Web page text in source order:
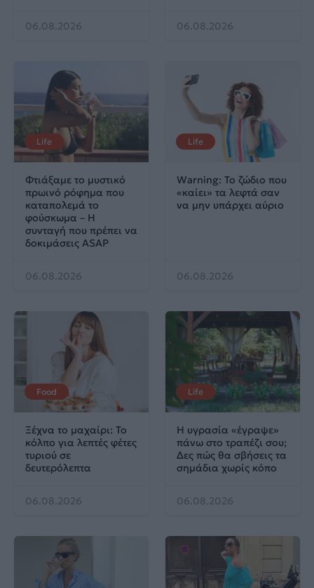
06.08.2026 06.08.2026
Life
Φτιάξαμε το μυστικό
πρωινό ρόφημα που
καταπολεμά το
φούσκωμα – Η
συνταγή που πρέπει να
δοκιμάσεις ASAP
06.08.2026
Life
Warning: Το ζώδιο που
«καίει» τα λεφτά σαν
να μην υπάρχει αύριο
06.08.2026
Food
Ξέχνα το μαχαίρι: Το
κόλπο για λεπτές φέτες
τυριού σε
δευτερόλεπτα
06.08.2026
Life
Η υγρασία «έγραψε»
πάνω στο τραπέζι σου;
Δες πώς θα σβήσεις τα
σημάδια χωρίς κόπο
06.08.2026